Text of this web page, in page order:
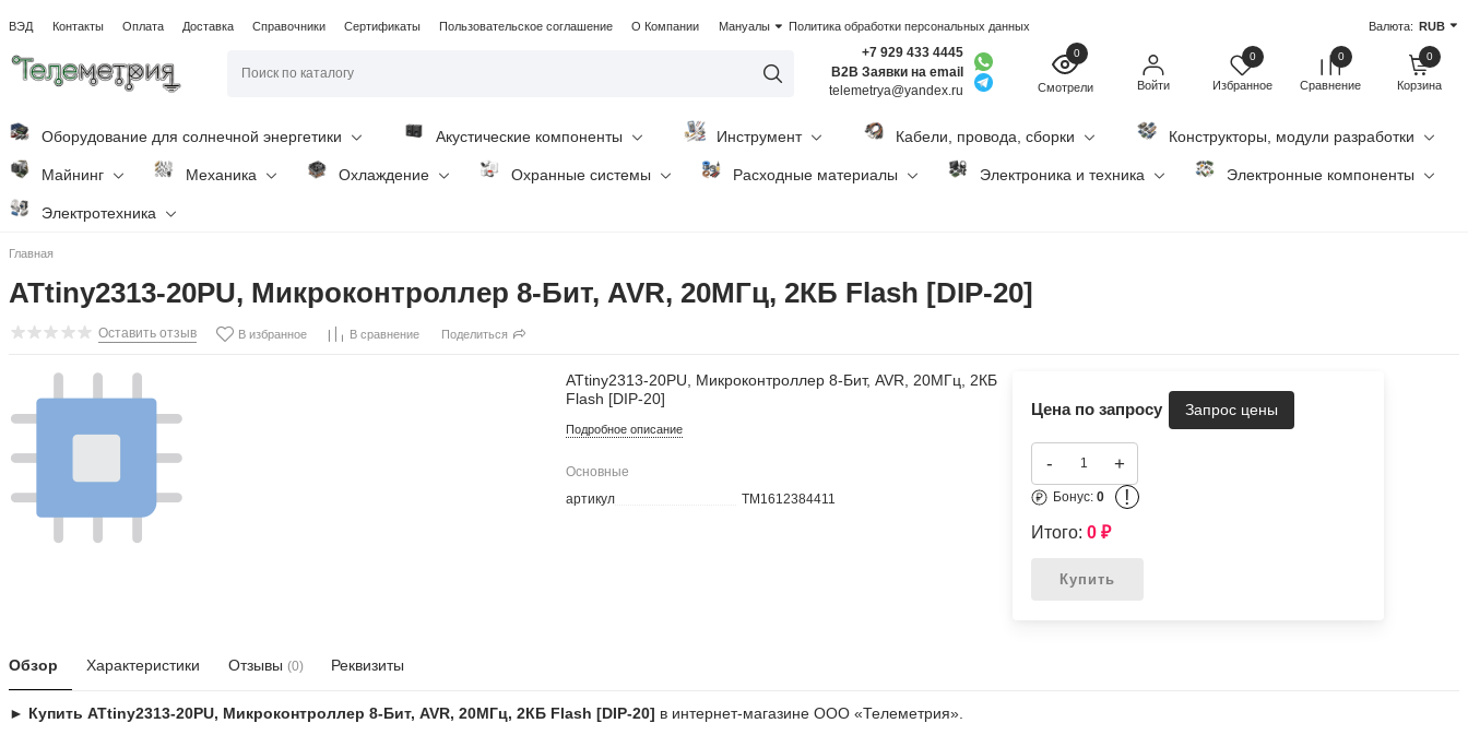
ВЭД Контакты Оплата Доставка Справочники Сертификаты Пользовательское соглашение О Компании Мануалы Политика обработки персональных данных Валюта: RUB
+7 929 433 4445
B2B Заявки на email
telemetrya@yandex.ru
0
Смотрели Войти
0
Избранное
0
Сравнение
0
Корзина
Оборудование для солнечной энергетики Акустические компоненты Инструмент Кабели, провода, сборки Конструкторы, модули разработки
Майнинг Механика Охлаждение Охранные системы Расходные материалы Электроника и техника Электронные компоненты
Электротехника
Главная
ATtiny2313-20PU, Микроконтроллер 8-Бит, AVR, 20МГц, 2КБ Flash [DIP-20]
Оставить отзыв В избранное В сравнение Поделиться
ATtiny2313-20PU, Микроконтроллер 8-Бит, AVR, 20МГц, 2КБ
Flash [DIP-20]
Подробное описание
Основные
артикул
TM1612384411
Цена по запросу
- +
Бонус: 0 !
Итого: 0 ₽
Купить
Обзор Характеристики Отзывы (0) Реквизиты
► Купить ATtiny2313-20PU, Микроконтроллер 8-Бит, AVR, 20МГц, 2КБ Flash [DIP-20] в интернет-магазине ООО «Телеметрия».